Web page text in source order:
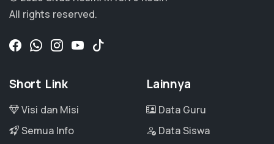
All rights reserved.
Short Link
Visi dan Misi
Semua Info
Lainnya
Data Guru
Data Siswa